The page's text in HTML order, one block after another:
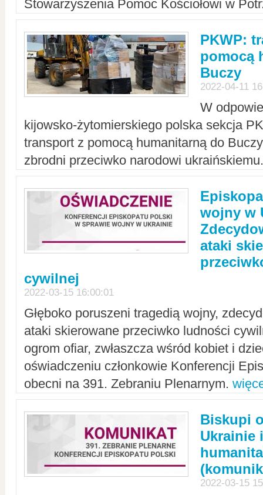
Stowarzyszenia Pomoc Kościołowi w
PKWP:
pomocą
Buczy
2022-04-11
W
kijowsko-żytomierskiego polska sekcja
transport z pomocą humanitarną do
zbrodni przeciwko narodowi
wojny w
ataki
cywilnej
2022-03-15 16:00:01
Głęboko poruszeni tragedią wojny,
ataki skierowane przeciwko ludności
ogrom ofiar, zwłaszcza wśród kobiet i
oświadczeniu członkowie Konferencji
obecni na 391. Zebraniu Plenarnym.
Biskupi
Ukrainie
2022-03-15